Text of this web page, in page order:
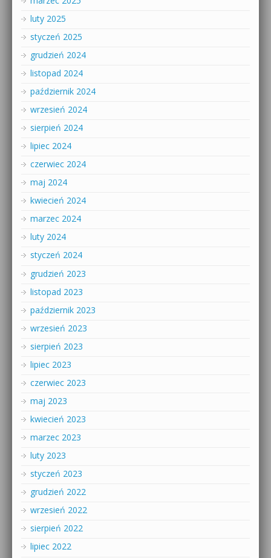
luty 2025
styczeń 2025
grudzień 2024
listopad 2024
październik 2024
wrzesień 2024
sierpień 2024
lipiec 2024
czerwiec 2024
maj 2024
kwiecień 2024
marzec 2024
luty 2024
styczeń 2024
grudzień 2023
listopad 2023
październik 2023
wrzesień 2023
sierpień 2023
lipiec 2023
czerwiec 2023
maj 2023
kwiecień 2023
marzec 2023
luty 2023
styczeń 2023
grudzień 2022
wrzesień 2022
sierpień 2022
lipiec 2022